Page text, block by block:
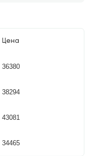
Цена
36380
38294
43081
34465